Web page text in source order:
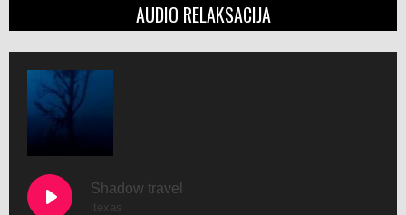
AUDIO RELAKSACIJA
Shadow travel
itexas